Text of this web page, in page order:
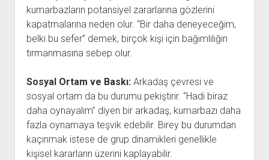
kumarbazların potansiyel zararlarına gözlerini
kapatmalarına neden olur. “Bir daha deneyeceğim,
belki bu sefer” demek, birçok kişi için bağımlılığın
tırmanmasına sebep olur.
Sosyal Ortam ve Baskı:Arkadaş çevresi ve
sosyal ortam da bu durumu pekiştirir. “Hadi biraz
daha oynayalım” diyen bir arkadaş, kumarbazı daha
fazla oynamaya teşvik edebilir. Birey bu durumdan
kaçınmak istese de grup dinamikleri genellikle
kişisel kararların üzerini kaplayabilir.